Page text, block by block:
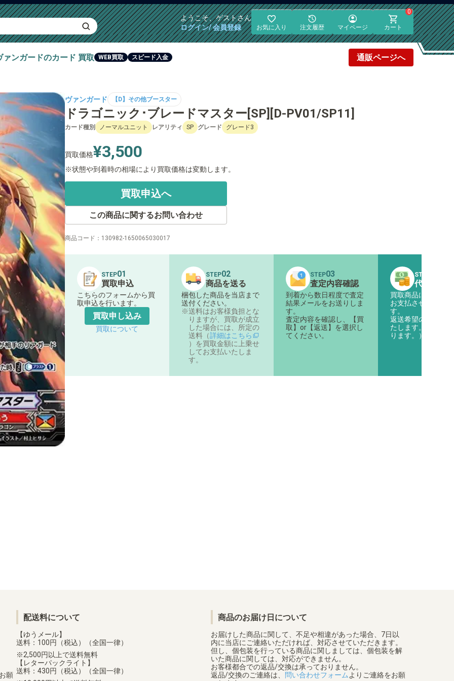
ようこそ、ゲストさん
ログイン/ 会員登録
お気に入り 注文履歴 マイページ
0
カート
ァンガードのカード 買取 WEB買取 スピード入金 通販ページへ
ヴァンガード 【D】その他ブースター
ドラゴニック･ブレードマスター[SP][D-PV01/SP11]
カード種別 ノーマルユニット レアリティ SP グレード グレード3
買取価格¥3,500
状態や到着時の相場により買取価格は変動します。
買取申込へ
この商品に関するお問い合わせ
商品コード： 130982-1650065030017
STEP01
買取申込
こちらのフォームから買
取申込を行います。
買取申し込み
買取について
STEP02
商品を送る
梱包した商品を当店まで
送付ください。
送料はお客様負担とな
りますが、買取が成立
した場合には、所定の
送料（詳細はこちら
）を買取金額に上乗せ
してお支払いたしま
す。
STEP03
査定内容確認
到着から数日程度で査定
結果メールをお送りしま
す。
査定内容を確認し、【買
取】or【返送】を選択し
てください。
STEP
代金のお
買取商品に対する
お支払させていた
す。
返送希望の商品は
たします。（着払
ります。）
願
配送料について
【ゆうメール】
送料：100円（税込）（全国一律）
2,500円以上で送料無料
【レターパックライト】
送料：430円（税込）（全国一律）
商品のお届け日について
お届けした商品に関して、不足や相違があった場合、7日以
内に当店にご連絡いただければ、対応させていただきます。
但し、個包装を行っている商品に関しましては、個包装を解
いた商品に関しては、対応ができません。
お客様都合での返品/交換は承っておりません。
返品/交換のご連絡は、
問い合わせフォーム よりご連絡をお願